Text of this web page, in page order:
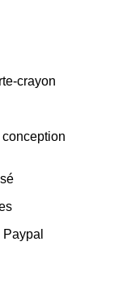
crayon